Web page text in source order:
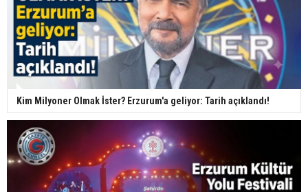
Kim Milyoner Olmak İster? Erzurum'a geliyor: Tarih açıklandı!